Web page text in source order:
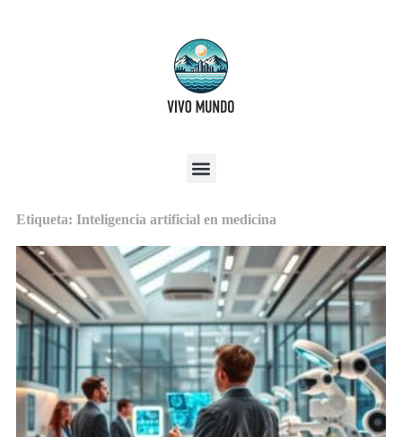
Etiqueta: Inteligencia artificial en medicina